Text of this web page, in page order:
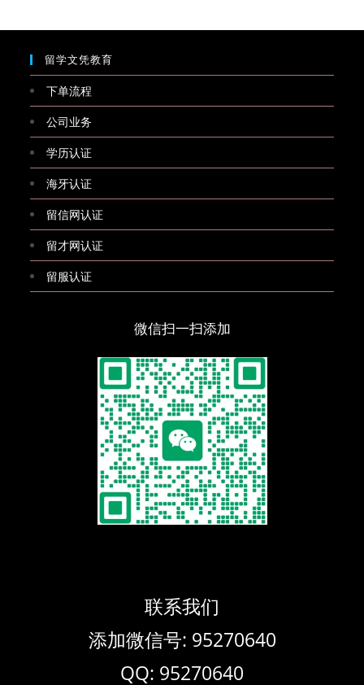
留学文凭教育
下单流程
公司业务
学历认证
海牙认证
留信网认证
留才网认证
留服认证
微信扫一扫添加
联系我们
添加微信号: 95270640
QQ: 95270640